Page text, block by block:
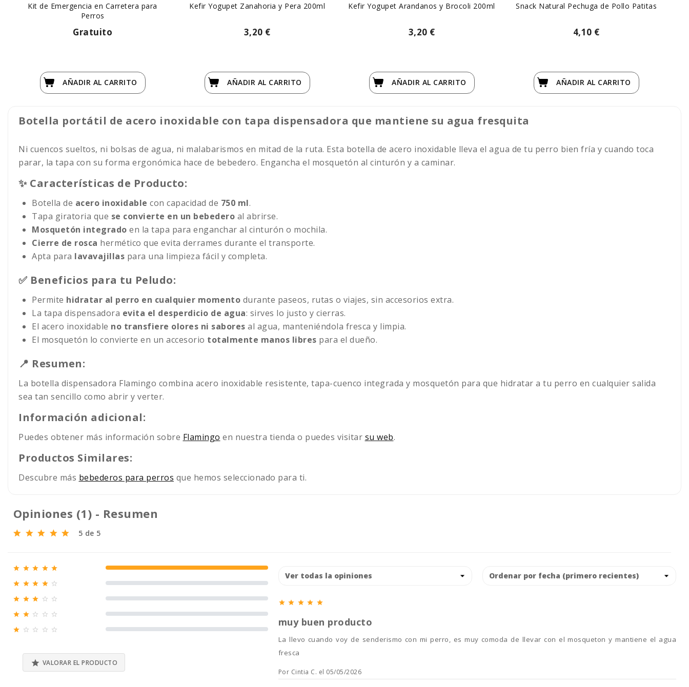
Kit de Emergencia en Carretera para
Perros
Gratuito
AÑADIR AL CARRITO
Kefir Yogupet Zanahoria y Pera 200ml
3,20 €
AÑADIR AL CARRITO
Kefir Yogupet Arandanos y Brocoli 200ml
3,20 €
AÑADIR AL CARRITO
Snack Natural Pechuga de Pollo Patitas
4,10 €
AÑADIR AL CARRITO
Botella portátil de acero inoxidable con tapa dispensadora que mantiene su agua fresquita
Ni cuencos sueltos, ni bolsas de agua, ni malabarismos en mitad de la ruta. Esta botella de acero inoxidable lleva el agua de tu perro bien fría y cuando toca
parar, la tapa con su forma ergonómica hace de bebedero. Engancha el mosquetón al cinturón y a caminar.
✨ Características de Producto:
Botella de acero inoxidable con capacidad de 750 ml.
Tapa giratoria que se convierte en un bebedero al abrirse.
Mosquetón integrado en la tapa para enganchar al cinturón o mochila.
Cierre de rosca hermético que evita derrames durante el transporte.
Apta para lavavajillas para una limpieza fácil y completa.
✅ Beneficios para tu Peludo:
Permite hidratar al perro en cualquier momento durante paseos, rutas o viajes, sin accesorios extra.
La tapa dispensadora evita el desperdicio de agua: sirves lo justo y cierras.
El acero inoxidable no transfiere olores ni sabores al agua, manteniéndola fresca y limpia.
El mosquetón lo convierte en un accesorio totalmente manos libres para el dueño.
📍 Resumen:
La botella dispensadora Flamingo combina acero inoxidable resistente, tapa-cuenco integrada y mosquetón para que hidratar a tu perro en cualquier salida
sea tan sencillo como abrir y verter.
Información adicional:
Puedes obtener más información sobre Flamingo en nuestra tienda o puedes visitar su web.
Productos Similares:
Descubre más bebederos para perros que hemos seleccionado para ti.
Opiniones (1) - Resumen
5 de 5
     100% (1)
     0% (0)
     0% (0)
     0% (0)
     0% (0)
 VALORAR EL PRODUCTO
    
muy buen producto
la llevo cuando voy de senderismo con mi perro, es muy comoda de llevar con el mosqueton y mantiene el agua
fresca
Por Cintia C. el 05/05/2026